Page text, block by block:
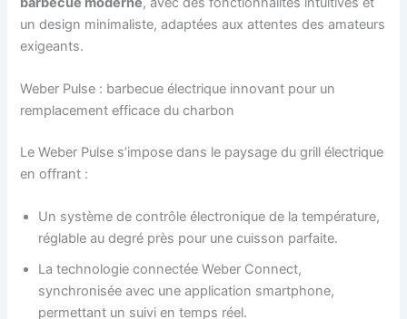
un design minimaliste, adaptées aux attentes des amateurs
exigeants.
Weber Pulse : barbecue électrique innovant pour un
remplacement efficace du charbon
Le Weber Pulse s’impose dans le paysage du grill électrique
en offrant :
Un système de contrôle électronique de la température,
réglable au degré près pour une cuisson parfaite.
La technologie connectée Weber Connect,
synchronisée avec une application smartphone,
permettant un suivi en temps réel.